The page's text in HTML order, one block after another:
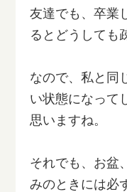
友達でも、卒業
るとどうしても
なので、私と同
い状態になって
思いますね。
それでも、お盆
みのときには必